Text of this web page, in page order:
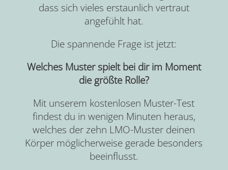
dass sich vieles erstaunlich vertraut
angefühlt hat.
Die spannende Frage ist jetzt:
Welches Muster spielt bei dir im Moment
die größte Rolle?
Mit unserem kostenlosen Muster-Test
findest du in wenigen Minuten heraus,
welches der zehn LMO-Muster deinen
Körper möglicherweise gerade besonders
beeinflusst.